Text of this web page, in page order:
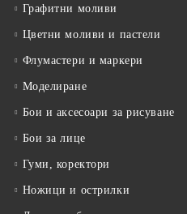
Графитни моливи
Цветни моливи и пастели
Флумастери и маркери
Моделиране
Бои и аксесоари за рисуване
Бои за лице
Гуми, коректори
Ножици и острилки